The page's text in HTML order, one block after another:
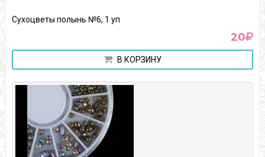
Сухоцветы полынь №6, 1 уп
20
В КОРЗИНУ